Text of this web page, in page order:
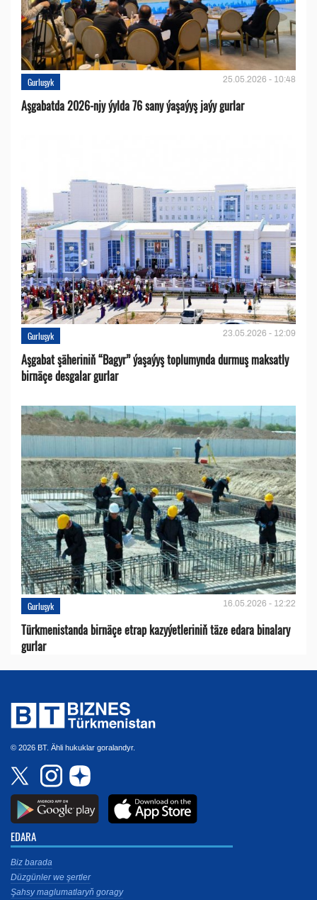
Gurluşyk 25.05.2026 - 10:48
Aşgabatda 2026-njy ýylda 76 sany ýaşaýyş jaýy gurlar
Gurluşyk 23.05.2026 - 12:09
Aşgabat şäheriniň “Bagyr” ýaşaýyş toplumynda durmuş maksatly
birnäçe desgalar gurlar
Gurluşyk 16.05.2026 - 12:22
Türkmenistanda birnäçe etrap kazyýetleriniň täze edara binalary
gurlar
© 2026 BT. Ähli hukuklar goralandyr.
EDARA
Biz barada
Düzgünler we şertler
Şahsy maglumatlaryň goragy